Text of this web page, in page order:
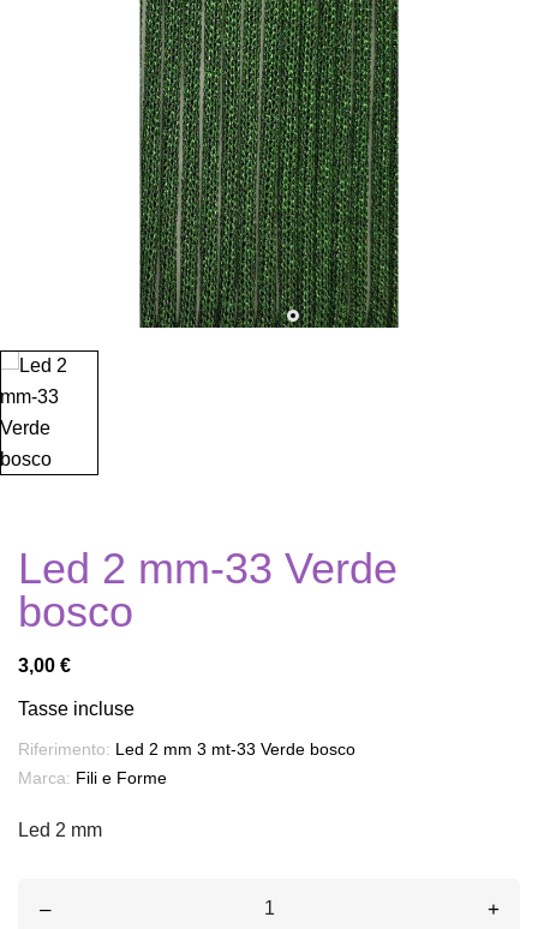
Led 2 mm-33 Verde
bosco
3,00 €
Tasse incluse
Riferimento: Led 2 mm 3 mt-33 Verde bosco
Marca: Fili e Forme
Led 2 mm
– +